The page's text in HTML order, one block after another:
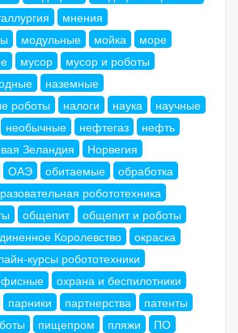
мнения
модульные мойка
море
мусор
мусор и роботы
наземные
роботы
налоги наука
научные
необычные нефтегаз
нефть
Зеландия
Норвегия
ОАЭ обитаемые
обработка
робототехника
общепит
общепит и роботы
Королевство
окраска
курсы робототехники
охрана и беспилотники
парники партнерства
патенты
пищепром пляжи
ПО